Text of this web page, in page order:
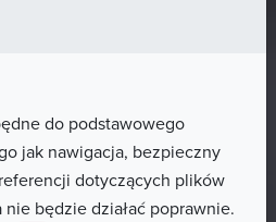
do podstawowego
jak nawigacja, bezpieczny
dotyczących plików
będzie działać poprawnie.